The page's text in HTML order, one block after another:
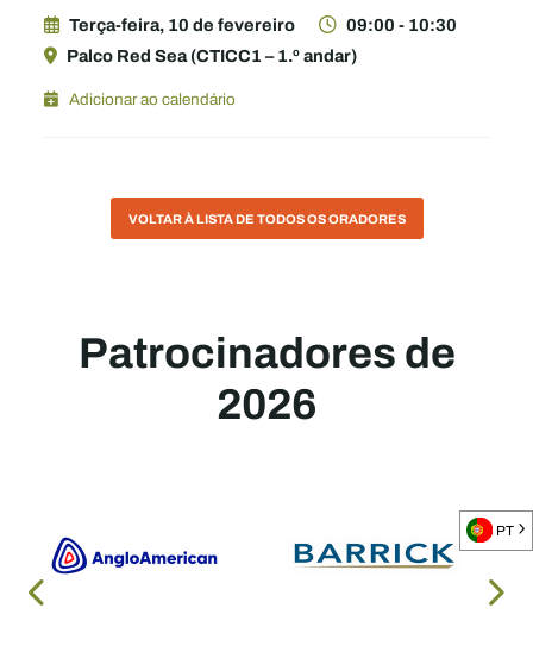
Terça-feira, 10 de fevereiro
09:00 - 10:30
Palco Red Sea (CTICC1 – 1.º andar)
Adicionar ao calendário
VOLTAR À LISTA DE TODOS OS ORADORES
Patrocinadores de
2026
PT